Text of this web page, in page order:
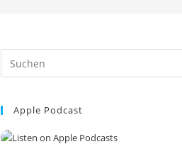
Apple Podcast